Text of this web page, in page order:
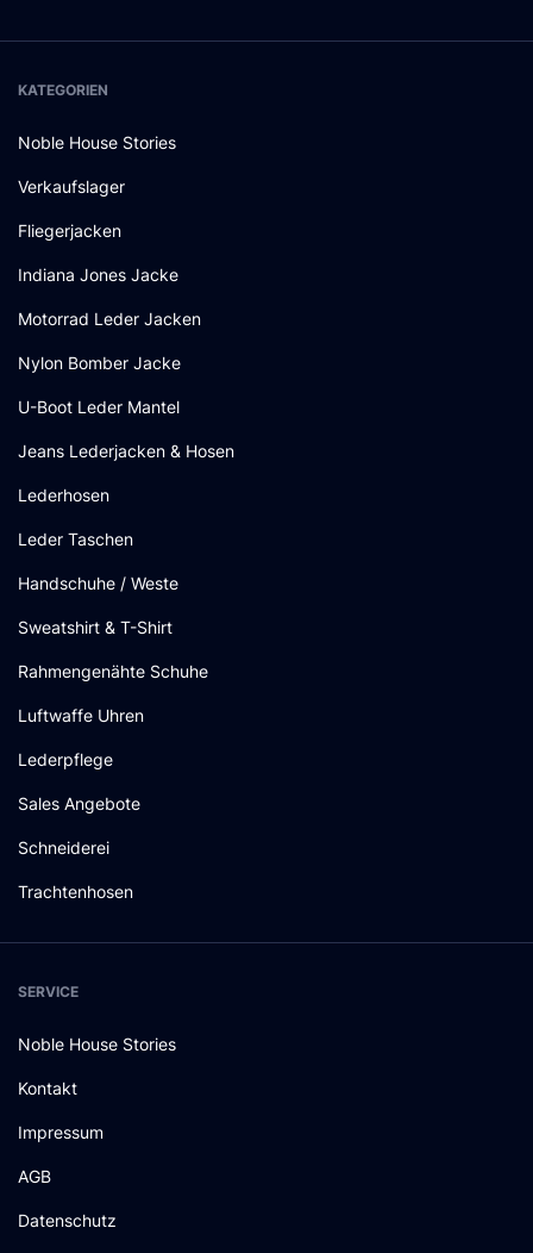
KATEGORIEN
Noble House Stories
Verkaufslager
Fliegerjacken
Indiana Jones Jacke
Motorrad Leder Jacken
Nylon Bomber Jacke
U-Boot Leder Mantel
Jeans Lederjacken & Hosen
Lederhosen
Leder Taschen
Handschuhe / Weste
Sweatshirt & T-Shirt
Rahmengenähte Schuhe
Luftwaffe Uhren
Lederpflege
Sales Angebote
Schneiderei
Trachtenhosen
SERVICE
Noble House Stories
Kontakt
Impressum
AGB
Datenschutz